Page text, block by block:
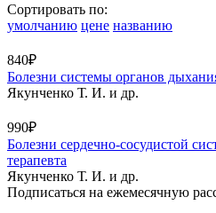
Сортировать по:
умолчанию цене названию
840₽
Болезни системы органов
Якунченко Т. И. и др.
990₽
Болезни сердечно-сосудистой
терапевта
Якунченко Т. И. и др.
Подписаться на ежемесячную